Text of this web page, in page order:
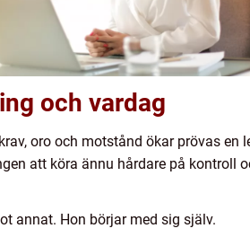
och vardag
oro och motstånd ökar prövas
att köra ännu hårdare på kontroll
annat. Hon börjar med sig själv.